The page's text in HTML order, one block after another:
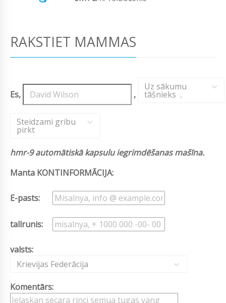
RAKSTIET MAMMAS
Es, ,
Uz sākumu
tāšnieks ,
Steidzami gribu
pirkt
hmr-9 automātiskā kapsulu iegrimdēšanas mašīna.
Manta KONTINFORMĀCIJA:
E-pasts:
tallrunis:
valsts:
Krievijas Federācija
Komentārs: